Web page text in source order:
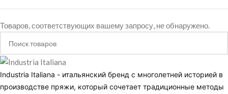
Товаров, соответствующих вашему запросу, не обнаружено.
Industria Italiana - итальянский бренд с многолетней историей в
производстве пряжи, который сочетает традиционные методы